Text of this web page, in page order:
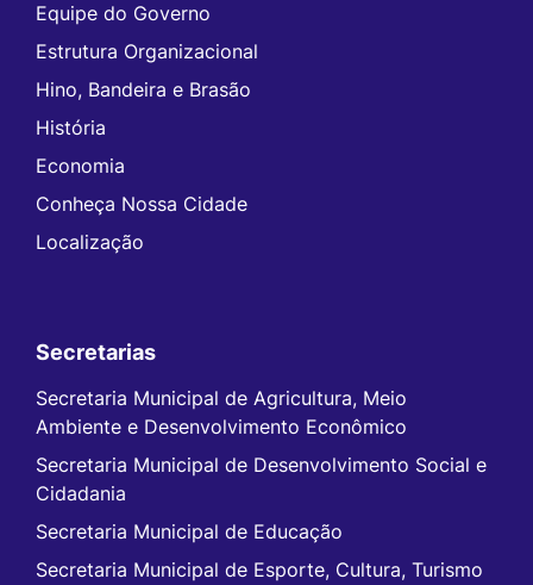
Equipe do Governo
Estrutura Organizacional
Hino, Bandeira e Brasão
História
Economia
Conheça Nossa Cidade
Localização
Secretarias
Secretaria Municipal de Agricultura, Meio
Ambiente e Desenvolvimento Econômico
Secretaria Municipal de Desenvolvimento Social e
Cidadania
Secretaria Municipal de Educação
Secretaria Municipal de Esporte, Cultura, Turismo